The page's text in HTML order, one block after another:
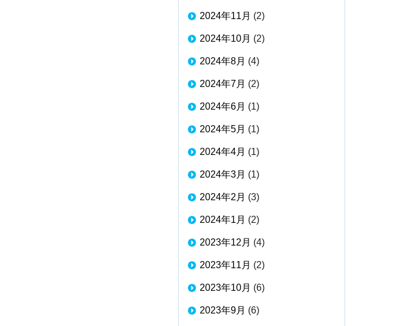
2024年11月 (2)
2024年10月 (2)
2024年8月 (4)
2024年7月 (2)
2024年6月 (1)
2024年5月 (1)
2024年4月 (1)
2024年3月 (1)
2024年2月 (3)
2024年1月 (2)
2023年12月 (4)
2023年11月 (2)
2023年10月 (6)
2023年9月 (6)